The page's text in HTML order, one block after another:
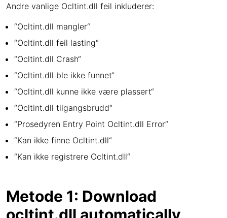
Andre vanlige Ocltint.dll feil inkluderer:
“Ocltint.dll mangler“
“Ocltint.dll feil lasting“
“Ocltint.dll Crash“
“Ocltint.dll ble ikke funnet“
“Ocltint.dll kunne ikke være plassert“
“Ocltint.dll tilgangsbrudd“
“Prosedyren Entry Point Ocltint.dll Error“
“Kan ikke finne Ocltint.dll“
“Kan ikke registrere Ocltint.dll“
Metode 1: Download